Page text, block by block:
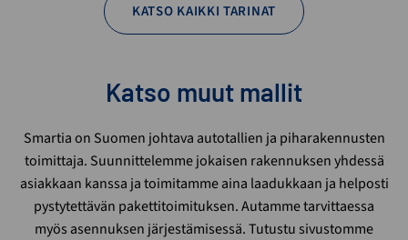
KATSO KAIKKI TARINAT
Katso muut mallit
Smartia on Suomen johtava autotallien ja piharakennusten
toimittaja. Suunnittelemme jokaisen rakennuksen yhdessä
asiakkaan kanssa ja toimitamme aina laadukkaan ja helposti
pystytettävän pakettitoimituksen. Autamme tarvittaessa
myös asennuksen järjestämisessä. Tutustu sivustomme